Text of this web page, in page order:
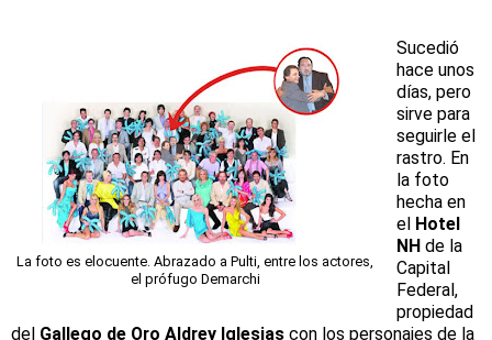
La foto es elocuente. Abrazado a Pulti, entre los actores,
el prófugo Demarchi
Sucedió
hace unos
días, pero
sirve para
seguirle el
rastro. En
la foto
hecha en
el Hotel
NHde la
Capital
Federal,
propiedad
del Gallego de Oro Aldrey Iglesias con los personajes de la